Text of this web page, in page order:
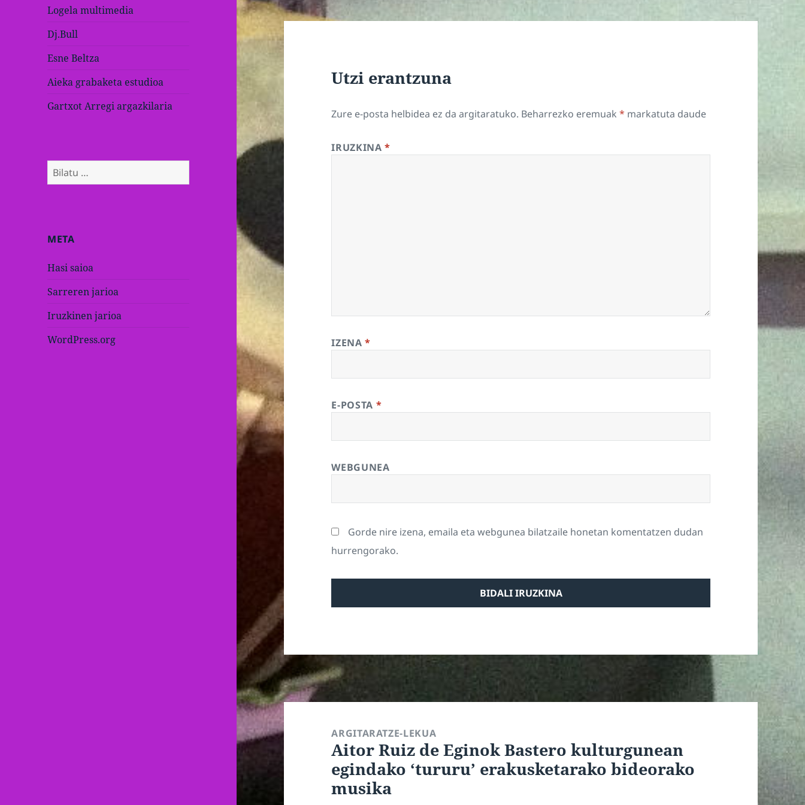
Logela multimedia
Dj.Bull
Esne Beltza
Aieka grabaketa estudioa
Gartxot Arregi argazkilaria
Bilatu:
META
Hasi saioa
Sarreren jarioa
Iruzkinen jarioa
WordPress.org
Utzi erantzuna
Zure e-posta helbidea ez da argitaratuko. Beharrezko eremuak* markatuta daude
IRUZKINA*
IZENA*
E-POSTA *
WEBGUNEA
Gorde nire izena, emaila eta webgunea bilatzaile honetan komentatzen dudan
hurrengorako.
zehar
nabigatu
ARGITARATZE-LEKUA
Aitor Ruiz de Eginok Bastero kulturgunean
egindako ‘tururu’ erakusketarako bideorako
musika